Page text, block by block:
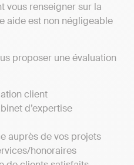
vous renseigner sur la
aide est non négligeable
proposer une évaluation
client
d’expertise
auprès de vos projets
honoraires